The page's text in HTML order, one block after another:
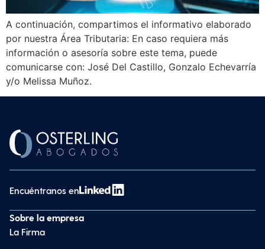
A continuación, compartimos el informativo elaborado
por nuestra Área Tributaria: En caso requiera más
información o asesoría sobre este tema, puede
comunicarse con: José Del Castillo, Gonzalo Echevarría
y/o Melissa Muñoz.
Encuéntranos en
Sobre la empresa
La Firma